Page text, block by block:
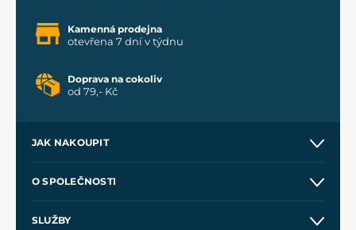
Kamenná prodejna
otevřena 7 dní v týdnu
Doprava na cokoliv
od 79,- Kč
JAK NAKOUPIT
Velkoobchod
O SPOLEČNOSTI
SLUŽBY